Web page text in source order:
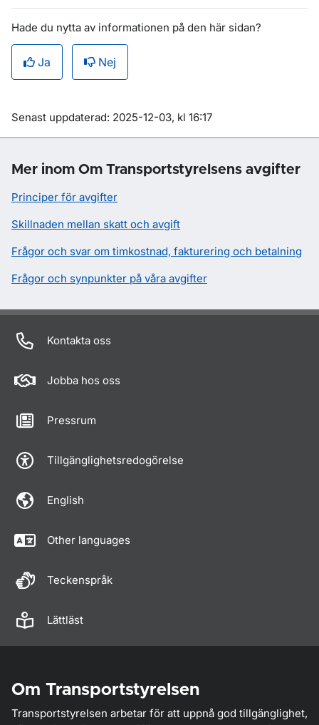
Hade du nytta av informationen på den här sidan?
Ja Nej
Om sidan
Senast uppdaterad: 2025-12-03, kl 16:17
Mer inom Om Transportstyrelsens avgifter
Principer för avgifter
Skillnaden mellan skatt och avgift
Frågor och svar om timkostnad, fakturering och betalning
Frågor och synpunkter på våra avgifter
Kontakta oss
Jobba hos oss
Pressrum
Tillgänglighetsredogörelse
English
Other languages
Teckenspråk
Lättläst
Om Transportstyrelsen
Transportstyrelsen arbetar för att uppnå god tillgänglighet,